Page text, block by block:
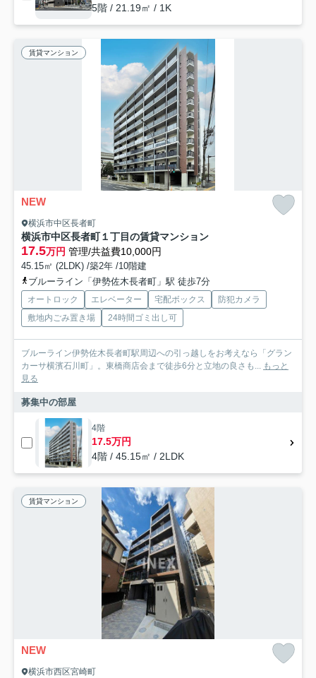
5階 / 21.19㎡ / 1K
賃貸マンション
NEW
横浜市中区長者町
横浜市中区長者町１丁目の賃貸マンション
17.5万円 管理/共益費10,000円
45.15㎡ (2LDK) /築2年 /10階建
ブルーライン「伊勢佐木長者町」駅 徒歩7分
オートロック エレベーター 宅配ボックス
防犯カメラ
敷地内ごみ置き場
24時間ゴミ出し可
ブルーライン伊勢佐木長者町駅周辺への引っ越しをお考えなら「グラン
カーサ横濱石川町」。東橋商店会まで徒歩6分と立地の良さも... もっと
見る
募集中の部屋
4階
17.5万円
4階 / 45.15㎡ / 2LDK
賃貸マンション
NEW
横浜市西区宮崎町